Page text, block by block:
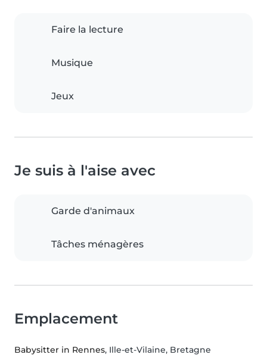
Faire la lecture
Musique
Jeux
Je suis à l'aise avec
Garde d'animaux
Tâches ménagères
Emplacement
Babysitter in Rennes, Ille-et-Vilaine, Bretagne